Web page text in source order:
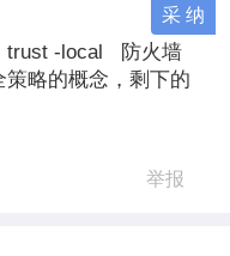
采 纳
trust -local 防火墙
略的概念，剩下的
举报